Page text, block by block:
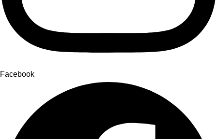
Facebook